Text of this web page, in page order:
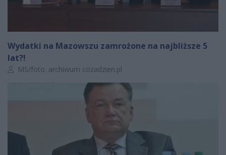
Wydatki na Mazowszu zamrożone na najbliższe 5
lat?!
Autor artykułu:
MS/foto. archiwum cozadzien.pl